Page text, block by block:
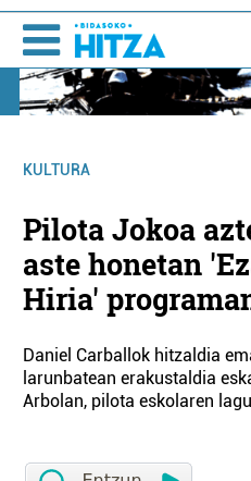
KULTURA
Pilota Jokoa
aste honetan
Hiria'
Daniel Carballok hitzaldia
larunbatean erakustaldia
Arbolan, pilota eskolaren